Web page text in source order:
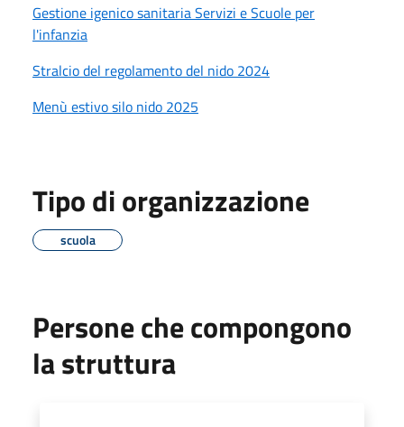
Gestione igenico sanitaria Servizi e Scuole per
l'infanzia
Stralcio del regolamento del nido 2024
Menù estivo silo nido 2025
Tipo di organizzazione
scuola
Persone che compongono
la struttura